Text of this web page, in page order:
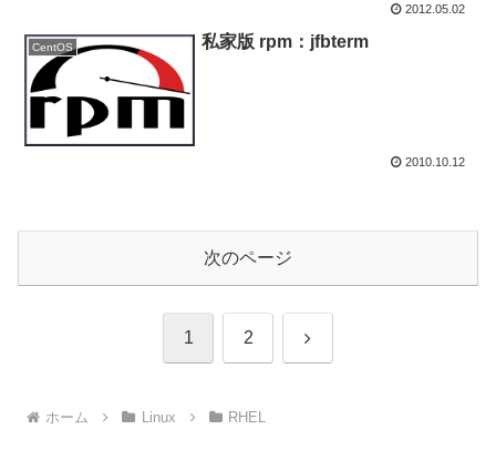
2012.05.02
CentOS 私家版 rpm：jfbterm
2010.10.12
次のページ
1 2 次
ホーム Linux RHEL